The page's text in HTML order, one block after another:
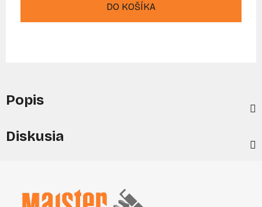
DO KOŠÍKA
Popis
Diskusia